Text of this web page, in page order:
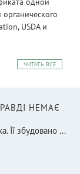
USDA и
ЧИТАТЬ ВСЕ
НЕМАЄ
Її збудовано ...